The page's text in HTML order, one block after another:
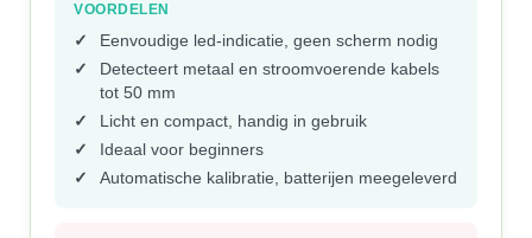
VOORDELEN
Eenvoudige led-indicatie, geen scherm nodig
Detecteert metaal en stroomvoerende kabels
tot 50 mm
Licht en compact, handig in gebruik
Ideaal voor beginners
Automatische kalibratie, batterijen meegeleverd